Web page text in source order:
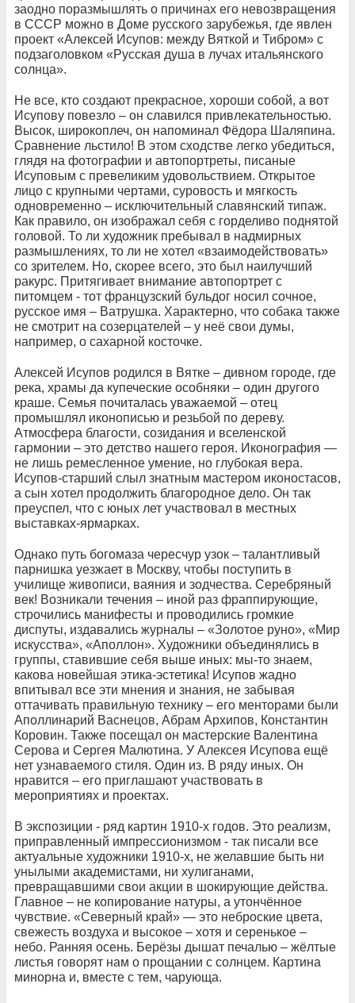
заодно поразмышлять о причинах его невозвращения
в СССР можно в Доме русского зарубежья, где явлен
проект «Алексей Исупов: между Вяткой и Тибром» с
подзаголовком «Русская душа в лучах итальянского
солнца».
Не все, кто создают прекрасное, хороши собой, а вот
Исупову повезло – он славился привлекательностью.
Высок, широкоплеч, он напоминал Фёдора Шаляпина.
Сравнение льстило! В этом сходстве легко убедиться,
глядя на фотографии и автопортреты, писаные
Исуповым с превеликим удовольствием. Открытое
лицо с крупными чертами, суровость и мягкость
одновременно – исключительный славянский типаж.
Как правило, он изображал себя с горделиво поднятой
головой. То ли художник пребывал в надмирных
размышлениях, то ли не хотел «взаимодействовать»
со зрителем. Но, скорее всего, это был наилучший
ракурс. Притягивает внимание автопортрет с
питомцем - тот французский бульдог носил сочное,
русское имя – Ватрушка. Характерно, что собака также
не смотрит на созерцателей – у неё свои думы,
например, о сахарной косточке.
Алексей Исупов родился в Вятке – дивном городе, где
река, храмы да купеческие особняки – один другого
краше. Семья почиталась уважаемой – отец
промышлял иконописью и резьбой по дереву.
Атмосфера благости, созидания и вселенской
гармонии – это детство нашего героя. Иконография —
не лишь ремесленное умение, но глубокая вера.
Исупов-старший слыл знатным мастером иконостасов,
а сын хотел продолжить благородное дело. Он так
преуспел, что с юных лет участвовал в местных
выставках-ярмарках.
Однако путь богомаза чересчур узок – талантливый
парнишка уезжает в Москву, чтобы поступить в
училище живописи, ваяния и зодчества. Серебряный
век! Возникали течения – иной раз фраппирующие,
строчились манифесты и проводились громкие
диспуты, издавались журналы – «Золотое руно», «Мир
искусства», «Аполлон». Художники объединялись в
группы, ставившие себя выше иных: мы-то знаем,
какова новейшая этика-эстетика! Исупов жадно
впитывал все эти мнения и знания, не забывая
оттачивать правильную технику – его менторами были
Аполлинарий Васнецов, Абрам Архипов, Константин
Коровин. Также посещал он мастерские Валентина
Серова и Сергея Малютина. У Алексея Исупова ещё
нет узнаваемого стиля. Один из. В ряду иных. Он
нравится – его приглашают участвовать в
мероприятиях и проектах.
В экспозиции - ряд картин 1910-х годов. Это реализм,
приправленный импрессионизмом - так писали все
актуальные художники 1910-х, не желавшие быть ни
унылыми академистами, ни хулиганами,
превращавшими свои акции в шокирующие действа.
Главное – не копирование натуры, а утончённое
чувствие. «Северный край» — это неброские цвета,
свежесть воздуха и высокое – хотя и серенькое –
небо. Ранняя осень. Берёзы дышат печалью – жёлтые
листья говорят нам о прощании с солнцем. Картина
минорна и, вместе с тем, чарующа.